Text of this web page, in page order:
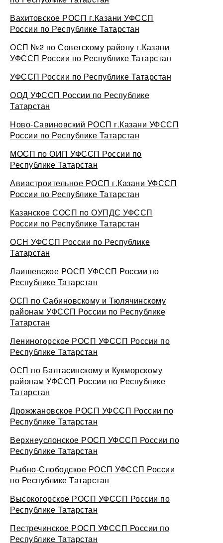
Вахитовское РОСП г.Казани УФССП
России по Республике Татарстан
ОСП №2 по Советскому району г.Казани
УФССП России по Республике Татарстан
УФССП России по Республике Татарстан
ООД УФССП России по Республике
Татарстан
Ново-Савиновский РОСП г.Казани УФССП
России по Республике Татарстан
МОСП по ОИП УФССП России по
Республике Татарстан
Авиастроительное РОСП г.Казани УФССП
России по Республике Татарстан
Казанское СОСП по ОУПДС УФССП
России по Республике Татарстан
ОСН УФССП России по Республике
Татарстан
Лаишевское РОСП УФССП России по
Республике Татарстан
ОСП по Сабиновскому и Тюлячинскому
районам УФССП России по Республике
Татарстан
Лениногорское РОСП УФССП России по
Республике Татарстан
ОСП по Балтасинскому и Кукморскому
районам УФССП России по Республике
Татарстан
Дрожжановское РОСП УФССП России по
Республике Татарстан
Верхнеуслонское РОСП УФССП России по
Республике Татарстан
Рыбно-Слободское РОСП УФССП России
по Республике Татарстан
Высокогорское РОСП УФССП России по
Республике Татарстан
Пестречинское РОСП УФССП России по
Республике Татарстан